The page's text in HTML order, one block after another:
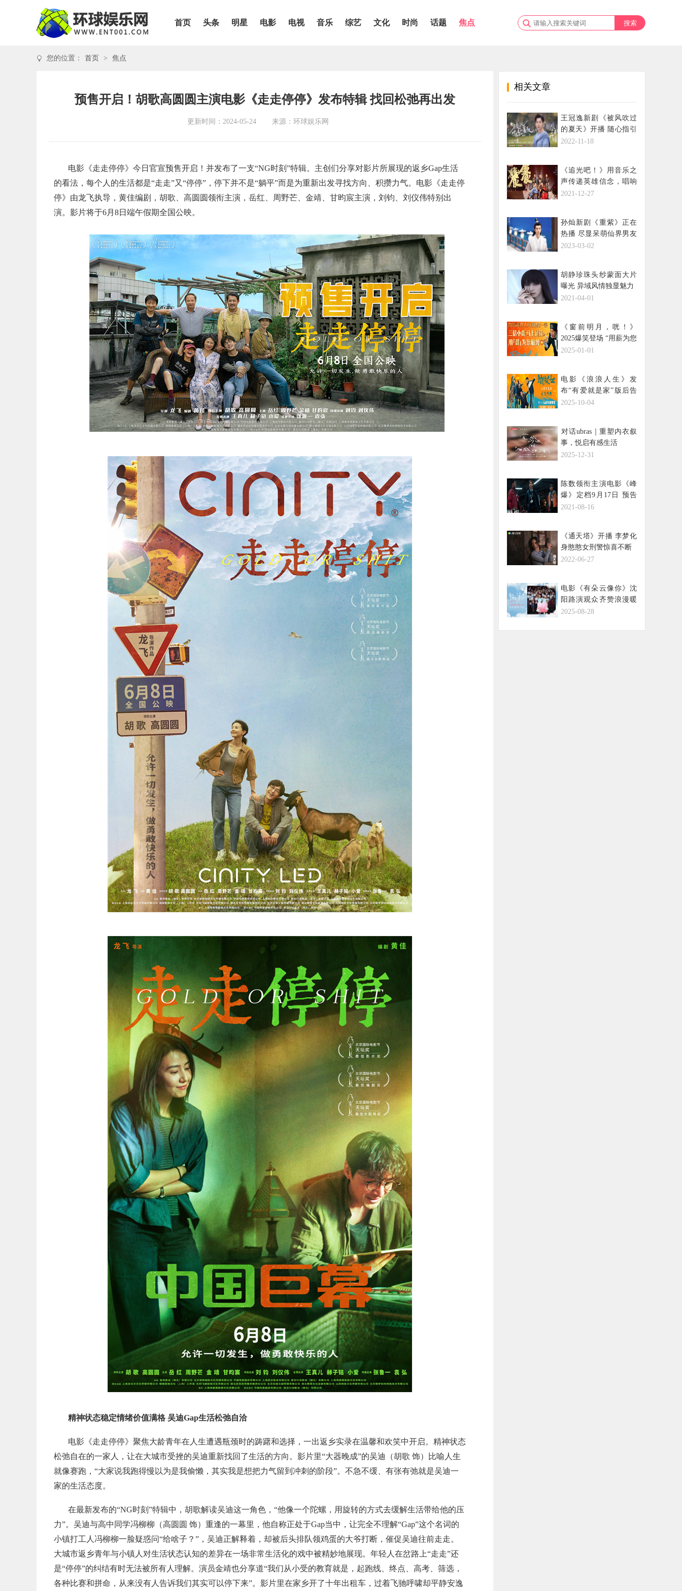
首页 头条 明星 电影 电视 音乐 综艺 文化 时尚 话题 焦点
您的位置： 首页 > 焦点
预售开启！胡歌高圆圆主演电影《走走停停》发布特辑 找回松弛再出发
更新时间：2024-05-24 来源：环球娱乐网
电影《走走停停》今日官宣预售开启！并发布了一支“NG时刻”特辑。主创们分享对影片所展现的返乡Gap生活
的看法，每个人的生活都是“走走”又“停停”，停下并不是“躺平”而是为重新出发寻找方向、积攒力气。电影《走走停
停》由龙飞执导，黄佳编剧，胡歌、高圆圆领衔主演，岳红、周野芒、金靖、甘昀宸主演，刘钧、刘仪伟特别出
演。影片将于6月8日端午假期全国公映。
精神状态稳定情绪价值满格 吴迪Gap生活松弛自洽
电影《走走停停》聚焦大龄青年在人生遭遇瓶颈时的踌躇和选择，一出返乡实录在温馨和欢笑中开启。精神状态
松弛自在的一家人，让在大城市受挫的吴迪重新找回了生活的方向。影片里“大器晚成”的吴迪（胡歌 饰）比喻人生
就像赛跑，“大家说我跑得慢以为是我偷懒，其实我是想把力气留到冲刺的阶段”。不急不缓、有张有弛就是吴迪一
家的生活态度。
在最新发布的“NG时刻”特辑中，胡歌解读吴迪这一角色，“他像一个陀螺，用旋转的方式去缓解生活带给他的压
力”。吴迪与高中同学冯柳柳（高圆圆 饰）重逢的一幕里，他自称正处于Gap当中，让完全不理解“Gap”这个名词的
小镇打工人冯柳柳一脸疑惑问“给啥子？”，吴迪正解释着，却被后头排队领鸡蛋的大爷打断，催促吴迪往前走走。
大城市返乡青年与小镇人对生活状态认知的差异在一场非常生活化的戏中被精妙地展现。年轻人在岔路上“走走”还
是“停停”的纠结有时无法被所有人理解。演员金靖也分享道“我们从小受的教育就是，起跑线、终点、高考、筛选，
各种比赛和拼命，从来没有人告诉我们其实可以停下来”。影片里在家乡开了十年出租车，过着飞驰呼啸却平静安逸
相关文章
王冠逸新剧《被风吹过
的夏天》开播 随心指引
奔赴跨国浪漫爱情
2022-11-18
《追光吧！》用音乐之
声传递英雄信念，唱响
热血之光
2021-12-27
孙灿新剧《重紫》正在
热播 尽显呆萌仙界男友
魅力
2023-03-02
胡静珍珠头纱蒙面大片
曝光 异域风情独显魅力
2021-04-01
《窗前明月，咣！》
2025爆笑登场 “用薪为您
服务”开启新年“首笑”
2025-01-01
电影《浪浪人生》发
布“有爱就是家”版后告
片 一家人在一起就是彼
2025-10-04
​对话ubras｜重塑内衣叙
事，悦启有感生活
2025-12-31
陈数领衔主演电影《峰
爆》定档9月17日 预告
片“炸”字尽显表演实力
2021-08-16
《通天塔》开播 李梦化
身憨憨女刑警惊喜不断
2022-06-27
电影《有朵云像你》沈
阳路演观众齐赞浪漫暖
心 姚婷婷何蓝逗分享爱
2025-08-28